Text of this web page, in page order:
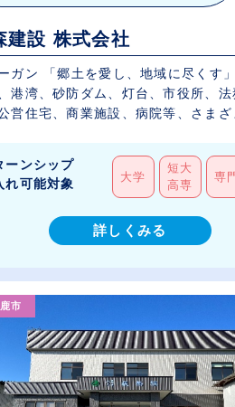
建設 株式会社
ガン 「郷土を愛し、地域に尽くす
港湾、砂防ダム、灯台、市役所、法
営住宅、商業施設、病院等、さまざ
ーンシップ
れ可能対象
大学
短大
高専
専
詳しくみる
市